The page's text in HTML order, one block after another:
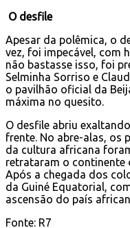
O desfile
Apesar da polêmica, o
vez, foi impecável, com
não bastasse isso, foi
Selminha Sorriso e
o pavilhão oficial da
máxima no quesito.
O desfile abriu
frente. No abre-alas, os
da cultura africana
retrataram o continente
Após a chegada dos
da Guiné Equatorial,
ascensão do país
Fonte: R7